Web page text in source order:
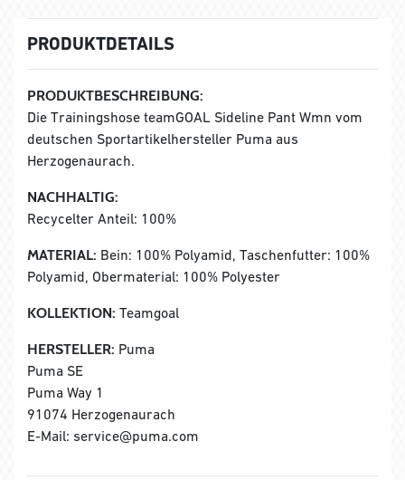
PRODUKTDETAILS
PRODUKTBESCHREIBUNG:
Die Trainingshose teamGOAL Sideline Pant Wmn vom
deutschen Sportartikelhersteller Puma aus
Herzogenaurach.
NACHHALTIG:
Recycelter Anteil: 100%
MATERIAL: Bein: 100% Polyamid, Taschenfutter: 100%
Polyamid, Obermaterial: 100% Polyester
KOLLEKTION: Teamgoal
HERSTELLER: Puma
Puma SE
Puma Way 1
91074 Herzogenaurach
E-Mail: service@puma.com